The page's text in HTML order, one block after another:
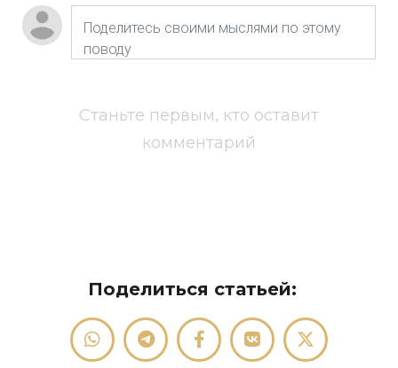
Станьте первым, кто оставит
комментарий
Поделиться статьей: